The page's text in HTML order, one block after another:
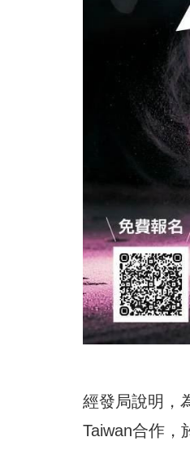
經發局說明，
Taiwan合作，